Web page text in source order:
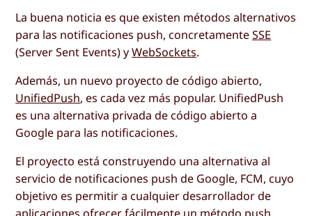
La buena noticia es que existen métodos alternativos
para las notificaciones push, concretamenteSSE
(Server Sent Events) yWebSockets.
Además, un nuevo proyecto de código abierto,
UnifiedPush, es cada vez más popular. UnifiedPush
es una alternativa privada de código abierto a
Google para las notificaciones.
El proyecto está construyendo una alternativa al
servicio de notificaciones push de Google, FCM, cuyo
objetivo es permitir a cualquier desarrollador de